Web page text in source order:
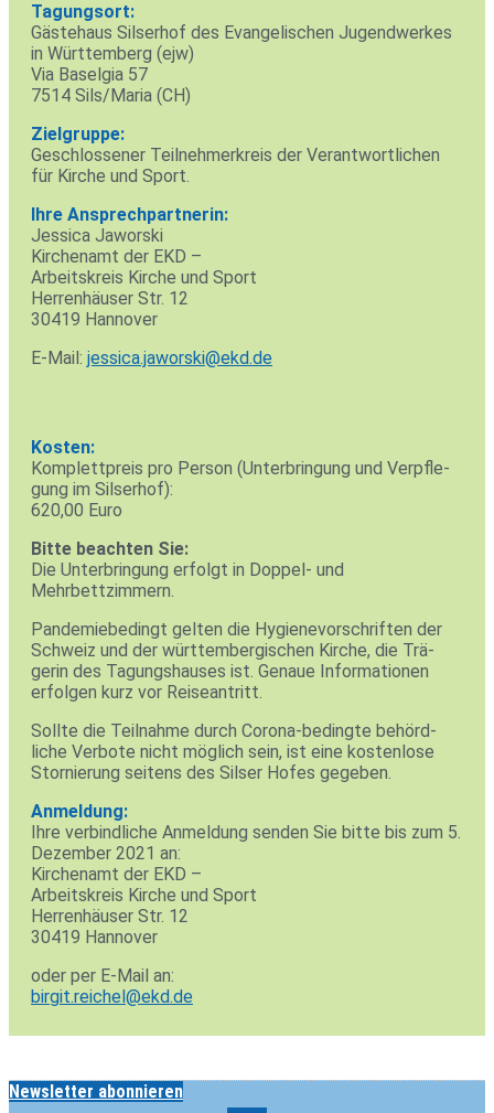
Tagungsort:
Gäs­te­haus Sils­erhof des Evan­ge­li­schen Jugend­werkes
in Würt­tem­berg (ejw)
Via Baselgia 57
7514 Sils/Maria (CH)
Ziel­gruppe:
Geschlos­sener Teil­neh­mer­kreis der Ver­ant­wort­li­chen
für Kirche und Sport.
Ihre Ansprech­part­nerin:
Jes­sica Jaworski
Kir­chenamt der EKD –
Arbeits­kreis Kirche und Sport
Her­ren­häuser Str. 12
30419 Han­nover
E‑Mail: jessica.jaworski@ekd.de
Kosten:
Kom­plett­preis pro Person (Unter­brin­gung und Ver­pfle­
gung im Sils­erhof):
620,00 Euro
Bitte beachten Sie:
Die Unter­brin­gung erfolgt in Doppel- und
Mehrbettzimmern.
Pan­de­mie­be­dingt gelten die Hygie­ne­vor­schriften der
Schweiz und der würt­tem­ber­gi­schen Kirche, die Trä­
gerin des Tagungs­hauses ist. Genaue Infor­ma­tionen
erfolgen kurz vor Reiseantritt.
Sollte die Teil­nahme durch Corona-bedingte behörd­
liche Ver­bote nicht mög­lich sein, ist eine kos­ten­lose
Stor­nie­rung sei­tens des Silser Hofes gegeben.
Anmel­dung:
Ihre ver­bind­liche Anmel­dung senden Sie bitte bis zum 5.
Dezember 2021 an:
Kir­chenamt der EKD –
Arbeits­kreis Kirche und Sport
Her­ren­häuser Str. 12
30419 Han­nover
oder per E‑Mail an:
birgit.reichel@ekd.de
Newsletter abonnieren